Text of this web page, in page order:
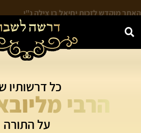
האתר מוקדש לזכות יחיאל בן צילה נ"י
כל דרשותיו
הרבי
על התורה